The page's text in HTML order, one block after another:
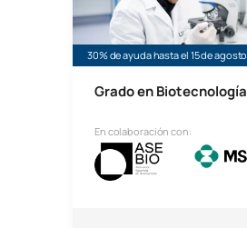
30% de ayuda hasta el 15 de agosto
Grado en Biotecnología
En colaboración con: